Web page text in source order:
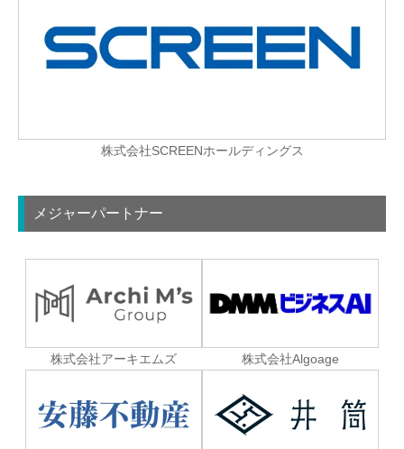
株式会社SCREENホールディングス
メジャーパートナー
株式会社アーキエムズ 株式会社Algoage